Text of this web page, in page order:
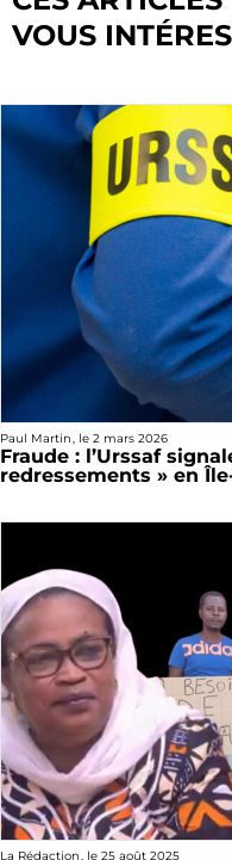
VOUS
Paul Martin, le 2 mars 2026
Fraude : l’Urssaf
redressements » en
La Rédaction, le 25 août 2025